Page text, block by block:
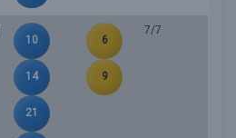
10
14
21
6
9
7/7